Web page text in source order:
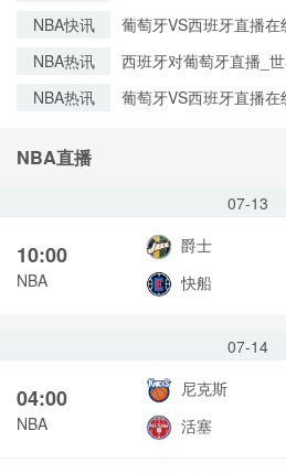
NBA快讯
葡萄牙VS西班牙直播
NBA热讯
西班牙对葡萄牙直播_
清无插件
NBA热讯
葡萄牙VS西班牙直播
NBA直播
07-13
10:00
NBA
爵士
快船
07-14
04:00
NBA
尼克斯
活塞